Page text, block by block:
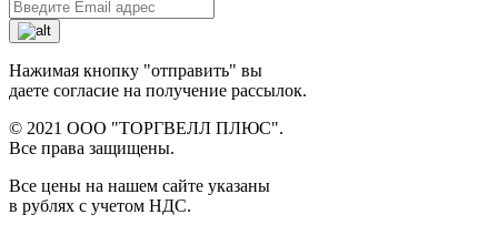
Нажимая кнопку "отправить" вы
даете согласие на получение рассылок.
© 2021 ООО "ТОРГВЕЛЛ ПЛЮС".
Все права защищены.
Все цены на нашем сайте указаны
в рублях с учетом НДС.